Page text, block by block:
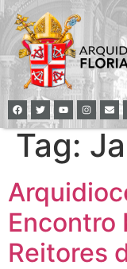
Tag:
Encontro
Reitores